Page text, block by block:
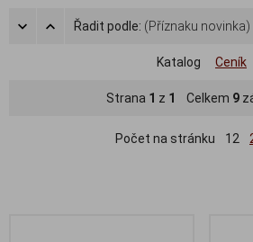
Řadit podle: (Příznaku novinka)
Katalog Ceník
Strana 1 z 1 Celkem 9
Počet na stránku 12